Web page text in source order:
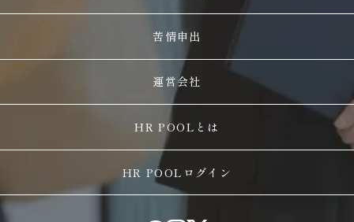
苦情申出
運営会社
HR POOLとは
HR POOLログイン